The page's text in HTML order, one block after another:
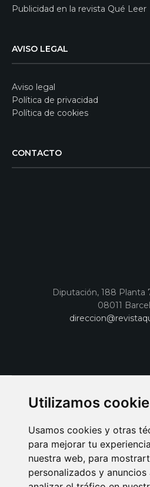
Utilizamos
Usamos cookies y otras
para mejorar tu
nuestra web, para
personalizados y anuncios
Publicidad en la revista Qué Leer
AVISO LEGAL
Aviso legal
Política de privacidad
Política de cookies
CONTACTO
Diputación, 188 Planta
08011